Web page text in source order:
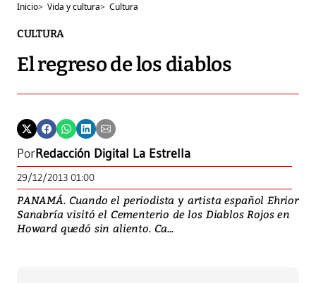
Inicio> Vida y cultura> Cultura
CULTURA
El regreso de los diablos
PorRedacción Digital La Estrella
29/12/2013 01:00
PANAMÁ. Cuando el periodista y artista español Ehrior
Sanabría visitó el Cementerio de los Diablos Rojos en
Howard quedó sin aliento. Ca...